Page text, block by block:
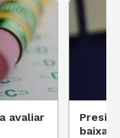
avaliar
baixa